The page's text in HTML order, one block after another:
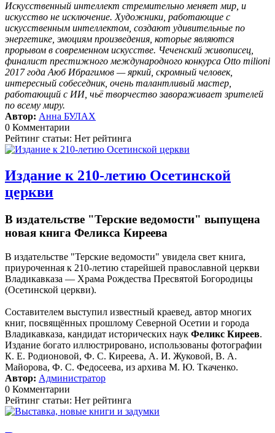
Искусственный интеллект стремительно меняет мир, и
искусство не исключение. Художники, работающие с
искусственным интеллектом, создают удивительные по
энергетике, эмоциям произведения, которые являются
прорывом в современном искусстве. Чеченский живописец,
финалист престижного международного конкурса Otto milioni
2017 года Аюб Ибрагимов — яркий, скромный человек,
интересный собеседник, очень талантливый мастер,
работающий с ИИ, чьё творчество завораживает зрителей
по всему миру.
Автор: Анна БУЛАХ
0 Комментарии
Рейтинг статьи: Нет рейтинга
Издание к 210-летию Осетинской
церкви
В издательстве "Терские ведомости" выпущена
новая книга Феликса Киреева
В издательстве "Терские ведомости" увидела свет книга,
приуроченная к 210-летию старейшей православной церкви
Владикавказа — Храма Рождества Пресвятой Богородицы
(Осетинской церкви).
Составителем выступил известный краевед, автор многих
книг, посвящённых прошлому Северной Осетии и города
Владикавказа, кандидат исторических наук Феликс Киреев.
Издание богато иллюстрировано, использованы фотографии
К. Е. Родионовой, Ф. С. Киреева, А. И. Жуковой, В. А.
Майорова, Ф. С. Федосеева, из архива М. Ю. Ткаченко.
Автор: Администратор
0 Комментарии
Рейтинг статьи: Нет рейтинга